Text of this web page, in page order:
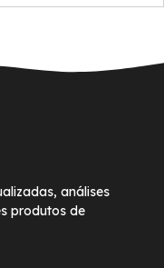
análises
produtos de